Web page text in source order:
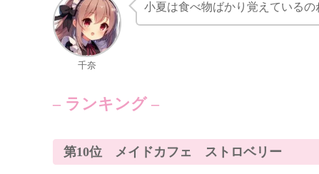
千奈
小夏は食べ物ばかり覚えている
– ランキング –
第10位 メイドカフェ ストロベリー